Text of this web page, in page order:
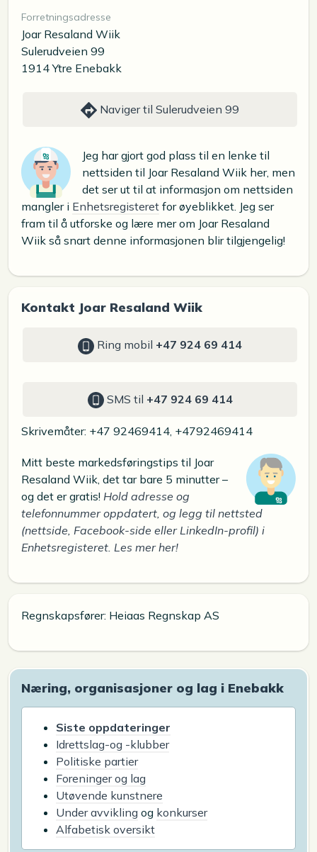
Forretningsadresse
Joar Resaland Wiik
Sulerudveien 99
1914 Ytre Enebakk
Naviger til Sulerudveien 99
Jeg har gjort god plass til en lenke til
nettsiden til Joar Resaland Wiik her, men
det ser ut til at informasjon om nettsiden
mangler i Enhetsregisteret for øyeblikket. Jeg ser
fram til å utforske og lære mer om Joar Resaland
Wiik så snart denne informasjonen blir tilgjengelig!
Kontakt Joar Resaland Wiik
Ring mobil +47 924 69 414
SMS til +47 924 69 414
Skrivemåter: +47 92469414, +4792469414
Mitt beste markedsføringstips til Joar
Resaland Wiik, det tar bare 5 minutter –
og det er gratis! Hold adresse og
telefonnummer oppdatert, og legg til nettsted
(nettside, Facebook-side eller LinkedIn-profil) i
Enhetsregisteret. Les mer her!
Regnskapsfører: Heiaas Regnskap AS
Næring, organisasjoner og lag i Enebakk
Siste oppdateringer
Idrettslag-og -klubber
Politiske partier
Foreninger og lag
Utøvende kunstnere
Under avvikling og konkurser
Alfabetisk oversikt